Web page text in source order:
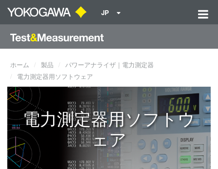
JP
ホーム 製品
パワーアナライザ｜電力測定器
電力測定器用ソフトウェア
電力測定器用ソフトウ
ェア